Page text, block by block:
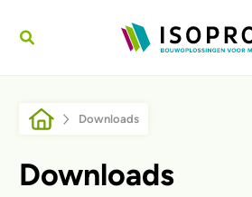
Kruimelpad
Downloads
Downloads